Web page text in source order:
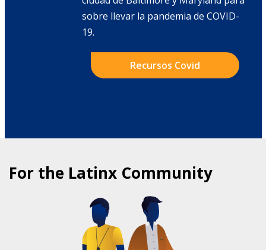
sobre llevar la pandemia de COVID-
19.
Recursos Covid
For the Latinx Community
COMMUNITY HEALTH PROGRAMS
FOR LATINXS